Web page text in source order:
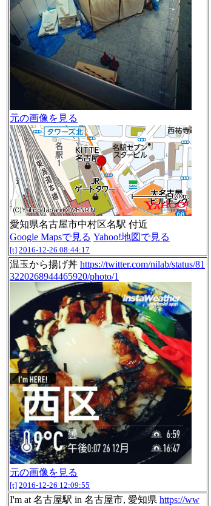
元の画像を見る
愛知県名古屋市中村区名駅 付近
Google Mapsで見る Yahoo!地図で見る
[t] 2016-12-26 08:44:17
温玉から揚げ丼 https://twitter.com/nilab/status/81
3220268944465920/photo/1
元の画像を見る
[t] 2016-12-26 12:09:55
I'm at 名古屋駅 in 名古屋市, 愛知県 https://ww